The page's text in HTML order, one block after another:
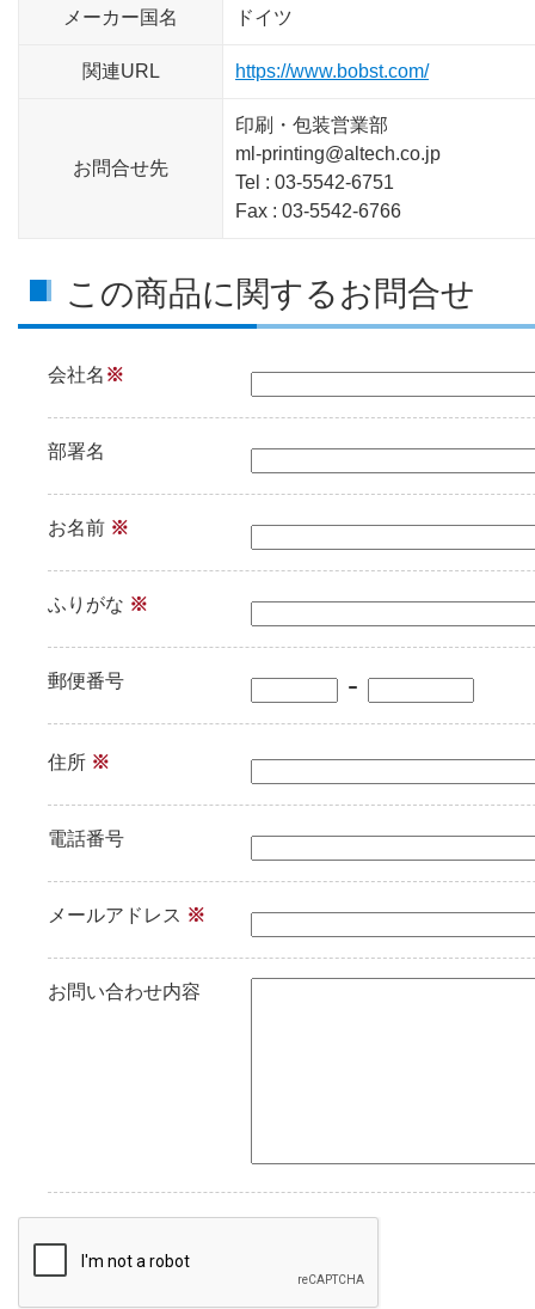
メーカー国名 ドイツ
関連URL https://www.bobst.com/
お問合せ先
印刷・包装営業部
ml-printing@altech.co.jp
Tel : 03-5542-6751
Fax : 03-5542-6766
この商品に関するお問合せ
会社名 ※
部署名
お名前 ※
ふりがな ※
郵便番号 -
住所 ※
電話番号
メールアドレス ※
お問い合わせ内容